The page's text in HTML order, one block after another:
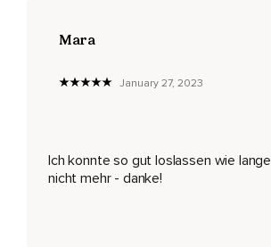
Ohne dass du etwas dazu tust,
Ganz egal,
Mara
January 27, 2023
Ich konnte so gut loslassen wie lange
nicht mehr - danke!